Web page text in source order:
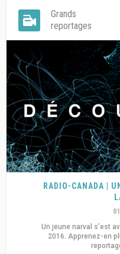
Grands
reportages
RADIO-CANADA |
Un jeune narval s’est
2016. Apprenez-en